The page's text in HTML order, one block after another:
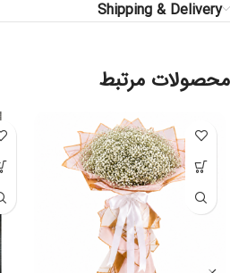
Shipping & Delivery
محصولات مرتبط